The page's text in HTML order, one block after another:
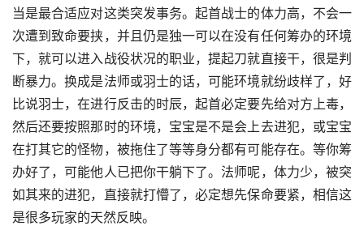
当是最合适应对这类突发事务。起首战士的体力高，不会一
次遭到致命要挟，并且仍是独一可以在没有任何筹办的环境
下，就可以进入战役状况的职业，提起刀就直接干，很是判
断暴力。换成是法师或羽士的话，可能环境就纷歧样了，好
比说羽士，在进行反击的时辰，起首必定要先给对方上毒，
然后还要按照那时的环境，宝宝是不是会上去进犯，或宝宝
在打其它的怪物，被拖住了等等身分都有可能存在。等你筹
办好了，可能他人已把你干躺下了。法师呢，体力少，被突
如其来的进犯，直接就打懵了，必定想先保命要紧，相信这
是很多玩家的天然反映。